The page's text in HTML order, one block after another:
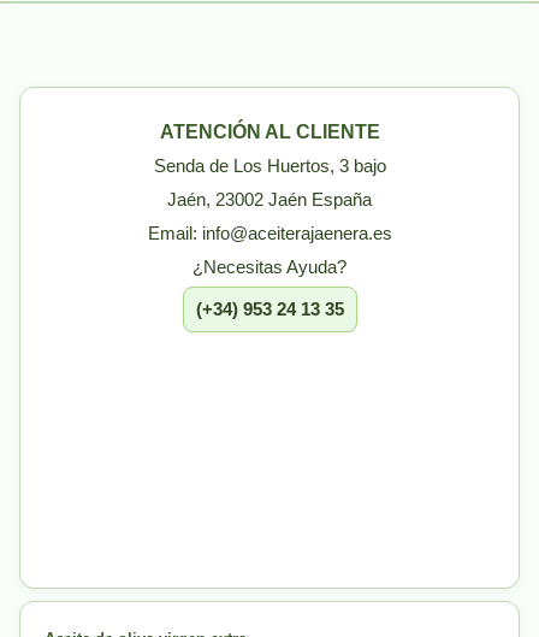
ATENCIÓN AL CLIENTE
Senda de Los Huertos, 3 bajo
Jaén, 23002 Jaén España
Email: info@aceiterajaenera.es
¿Necesitas Ayuda?
(+34) 953 24 13 35